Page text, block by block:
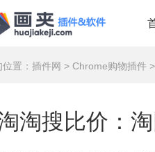
置： 插件网 > Chrome购物插件
淘搜比价：